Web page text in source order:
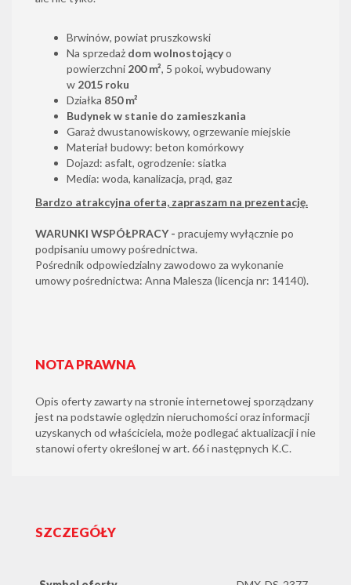
Brwinów, powiat pruszkowski
Na sprzedaż dom wolnostojącyo
powierzchni 200 m², 5 pokoi, wybudowany
w 2015 roku
Działka 850 m²
Budynek w stanie do zamieszkania
Garaż dwustanowiskowy, ogrzewanie miejskie
Materiał budowy: beton komórkowy
Dojazd: asfalt, ogrodzenie: siatka
Media: woda, kanalizacja, prąd, gaz
Bardzo atrakcyjna oferta, zapraszam na prezentację.
WARUNKI WSPÓŁPRACY - pracujemy wyłącznie po
podpisaniu umowy pośrednictwa.
Pośrednik odpowiedzialny zawodowo za wykonanie
umowy pośrednictwa: Anna Malesza (licencja nr: 14140).
NOTA PRAWNA
Opis oferty zawarty na stronie internetowej sporządzany
jest na podstawie oględzin nieruchomości oraz informacji
uzyskanych od właściciela, może podlegać aktualizacji i nie
stanowi oferty określonej w art. 66 i następnych K.C.
SZCZEGÓŁY